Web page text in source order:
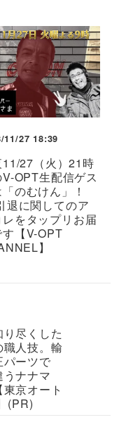
11/27 18:39
27（火）21時
V-OPT生配信ゲス
「のむけん」！
退に関してのア
レをタップリお届
す【V-OPT
】
尽くした
職人技。輸
パーツで
うナナマ
京オート
(PR)